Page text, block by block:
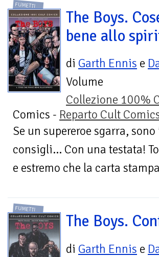
FUMETTI
The Boys.
bene allo
di Garth Ennis e
Volume
Collezione 100%
Comics - Reparto Cult
Se un supereroe sgarra,
consigli… Con una testata!
e estremo che la carta
FUMETTI
The Boys.
di Garth Ennis e